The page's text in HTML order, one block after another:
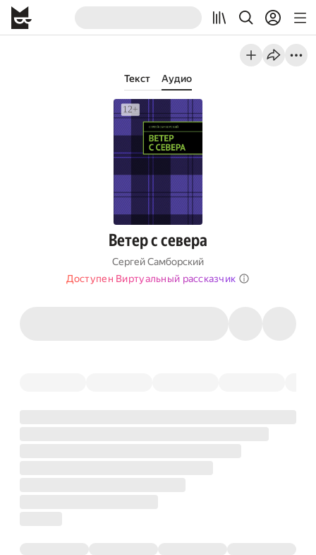
Текст Аудио
Ветер с севера
Сергей Самборский
Доступен Виртуальный рассказчик